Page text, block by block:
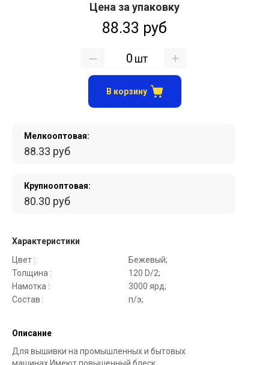
Мелкооптовая:
88.33 руб
Крупнооптовая:
80.30 руб
Характеристики
Цвет :
Бежевый;
Толщина :
120 D/2;
Намотка :
3000 ярд;
Состав :
п/э;
Описание
Для вышивки на промышленных и бытовых
Цена за упаковку
88.33 руб
шт
В корзину